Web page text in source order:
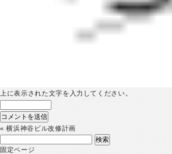
上に表示された文字を入力してください。
«横浜神谷ビル改修計画
索:
固定ページ